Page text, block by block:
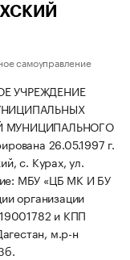
самоуправление
УЧРЕЖДЕНИЕ
МУНИЦИПАЛЬНОГО
26.05.1997 г.
с. Курах, ул.
МБУ «ЦБ МК И БУ
организации
и КПП
м.р-н